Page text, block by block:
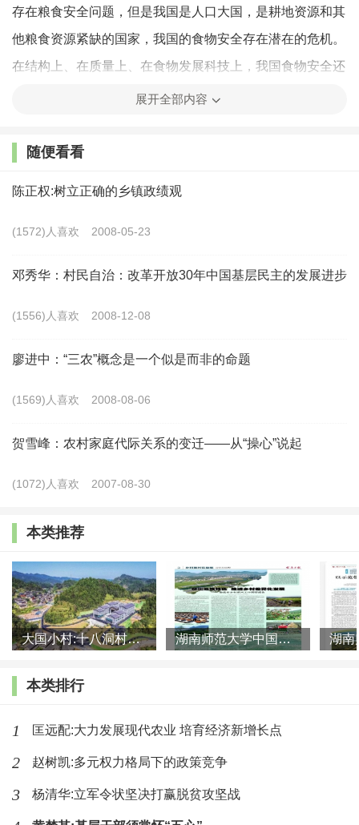
存在粮食安全问题，但是我国是人口大国，是耕地资源和其
他粮食资源紧缺的国家，我国的食物安全存在潜在的危机。
在结构上、在质量上、在食物发展科技上，我国食物安全还
存在诸多的危机。因此，提出大食物观，推进粗糙简单
家安全，创新发展思路的战略之举。习近平总书记说，粮食
全”则是更高级的粮食安全。
二是粮食的范围从“主粮”向“杂粮”不断扩大。作为维持
人们生活的粮食，随着消费结构的变化，已经不断扩大，以
果和他其他杂粮为主了，很多人避免吃主食长胖的共识正在
形成，蔬菜、水果、杂粮都成为了主要食物。注重膳食营养
不“主”，副食越来越不“副”，粮食的范围正从主粮向一切食
餐桌不仅要大鱼大肉还要萝卜白菜、水果杂粮。因此，丰富
的精髓，也是一种生活本质的体现。
三是食物的需求从数量向质量转变。当前，我国全面小
康后，大多数人吃饭不是为了饱肚子，而是为了营养和健
康，真正吃不饱饭的人群越来越少，食物消费越来越从“吃
物结构的变迁与质量提升。对于消费品品质的追求，未来会
四是食物从保命向美好生活转变。大食物观的本质是保
展开全部内容
随便看看
陈正权:树立正确的乡镇政绩观
(1572)人喜欢 2008-05-23
邓秀华：村民自治：改革开放30年中国基层民主的发展进步
(1556)人喜欢 2008-12-08
廖进中：“三农”概念是一个似是而非的命题
(1569)人喜欢 2008-08-06
贺雪峰：农村家庭代际关系的变迁——从“操心”说起
(1072)人喜欢 2007-08-30
本类推荐
大国小村:十八洞村的现代变迁是一道美丽的风景线 湖南师范大学中国乡村振兴研究院课题组:突出地域特色 推进乡村
本类排行
1 匡远配:大力发展现代农业 培育经济新增长点
2 赵树凯:多元权力格局下的政策竞争
3 杨清华:立军令状坚决打赢脱贫攻坚战